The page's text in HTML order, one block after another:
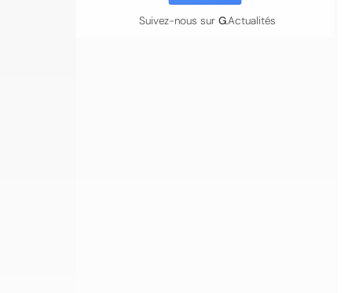
Suivez-nous sur G.Actualités